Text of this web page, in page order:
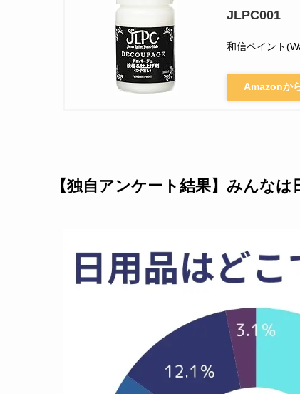
JLPC001
和信ペイント
Amazonか
【独自アンケート結果】みんな